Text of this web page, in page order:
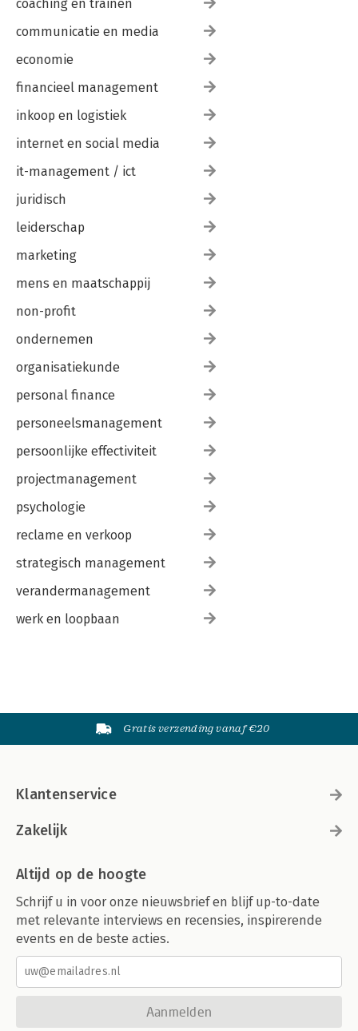
coaching en trainen
communicatie en media
economie
financieel management
inkoop en logistiek
internet en social media
it-management / ict
juridisch
leiderschap
marketing
mens en maatschappij
non-profit
ondernemen
organisatiekunde
personal finance
personeelsmanagement
persoonlijke effectiviteit
projectmanagement
psychologie
reclame en verkoop
strategisch management
verandermanagement
werk en loopbaan
Gratis verzending vanaf €20
Klantenservice
Zakelijk
Altijd op de hoogte
Schrijf u in voor onze nieuwsbrief en blijf up-to-date
met relevante interviews en recensies, inspirerende
events en de beste acties.
Aanmelden